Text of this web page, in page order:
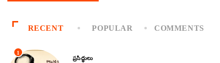
RECENT POPULAR COMMENTS
1
ప్రసిద్ధులు